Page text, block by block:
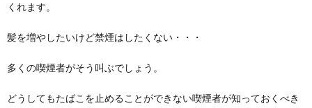
くれます。
髪を増やしたいけど禁煙はしたくない・・・
多くの喫煙者がそう叫ぶでしょう。
どうしてもたばこを止めることができない喫煙者が知っておくべき